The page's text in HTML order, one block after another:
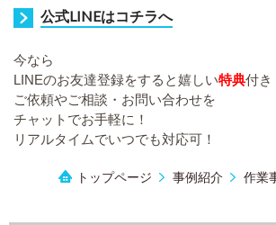
公式LINEはコチラへ
今なら
LINEのお友達登録をすると嬉しい特典付き
ご依頼やご相談・お問い合わせを
チャットでお手軽に！
リアルタイムでいつでも対応可！
トップページ 事例紹介 作業